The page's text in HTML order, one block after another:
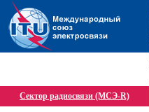
Сектор радиосвязи (МСЭ-R)